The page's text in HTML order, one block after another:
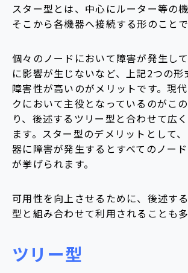
スター型とは、中心にルーター等の機
そこから各機器へ接続する形のことで
個々のノードにおいて障害が発生し
に影響が生じないなど、上記2つの
障害性が高いのがメリットです。現
クにおいて主役となっているのがこ
り、後述するツリー型と合わせて広
ます。スター型のデメリットとして
器に障害が発生するとすべてのノー
が挙げられます。
可用性を向上させるために、後述す
型と組み合わせて利用されることも多
ツリー型